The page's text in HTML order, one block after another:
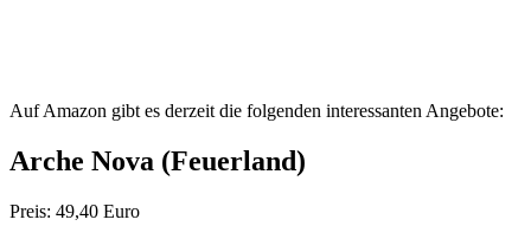
Auf Amazon gibt es derzeit die folgenden interessanten Angebote:
Arche Nova (Feuerland)
Preis: 49,40 Euro